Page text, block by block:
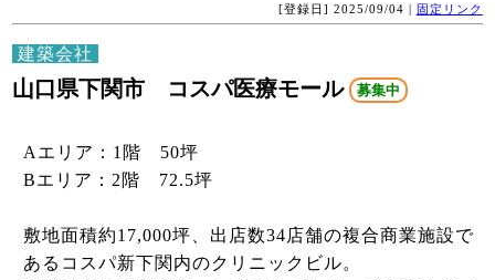
[登録日] 2025/09/04 | 固定リンク
建築会社
山口県下関市 コスパ医療モール 募集中
Aエリア：1階 50坪
Bエリア：2階 72.5坪
敷地面積約17,000坪、出店数34店舗の複合商業施設で
あるコスパ新下関内のクリニックビル。